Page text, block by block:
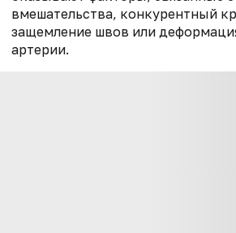
вмешательства, конкурентный
защемление швов или
артерии.